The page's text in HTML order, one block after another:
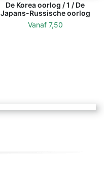
De Korea oorlog / 1 / De
Japans-Russische oorlog
Vanaf 7,50